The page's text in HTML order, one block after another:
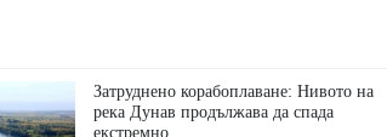
Затруднено корабоплаване: Нивото на
река Дунав продължава да спада
екстремно